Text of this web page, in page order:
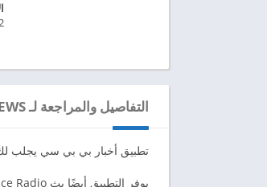
التفاصيل والمراجعة لـ BBC NEWS
تطبيق أخبار بي بي سي يجلب